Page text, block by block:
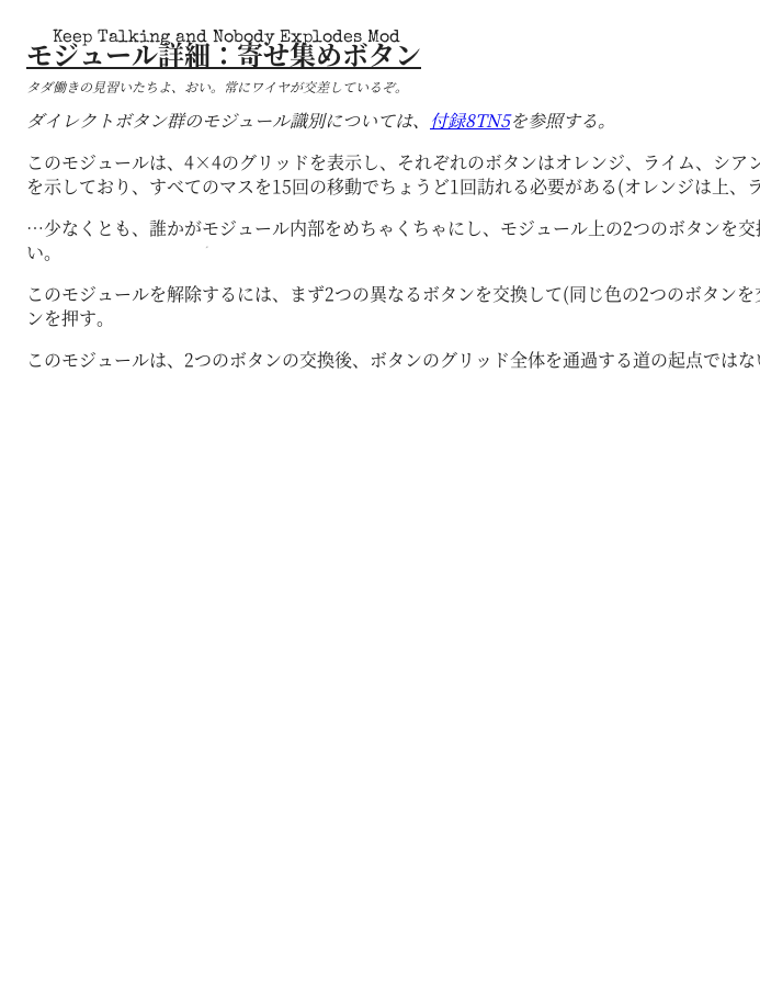
Keep Talking and Nobody Explodes Mod
モジュール詳細：寄せ集めボタン
タダ働きの見習いたちよ、おい。常にワイヤが交差しているぞ。
ダイレクトボタン群のモジュール識別については、 付録8TN5を参照する。
このモジュールは、4×4のグリッドを表示し、それぞれのボタンはオレンジ、ライム、シ
を示しており、すべてのマスを15回の移動でちょうど1回訪れる必要がある(オレンジは上、
…少なくとも、誰かがモジュール内部をめちゃくちゃにし、モジュール上の2つのボタンを
い。
このモジュールを解除するには、まず2つの異なるボタンを交換して(同じ色の2つのボタン
ンを押す。
このモジュールは、2つのボタンの交換後、ボタンのグリッド全体を通過する道の起点では